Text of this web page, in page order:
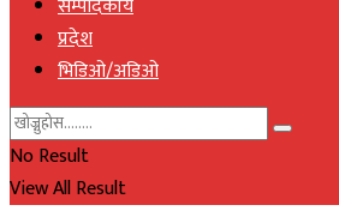
सम्पादकीय
प्रदेश
भिडिओ/अडिओ
No Result
View All Result